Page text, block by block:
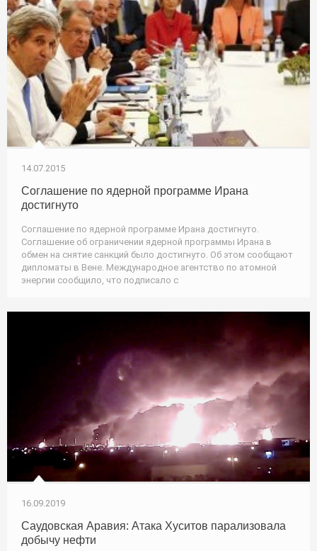
14.07.2015
Соглашение по ядерной программе Ирана
достигнуто
Соглашение по ядерной программе Ирана достигнуто.
Соглашение об ограничении ядерной программы Ирана в
обмен на снятие санкций было достигнуто. Об этом сообщают
дипломаты в Вене. Международное агентство по атомной
энергии сообщило, что подписало с
16.09.2019
Саудовская Аравия: Атака Хуситов парализовала
добычу нефти